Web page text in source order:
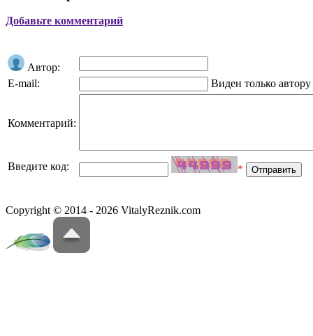
Добавьте комментарий
Автор:
E-mail:
Виден только автору
Комментарий:
Введите код: *
Copyright © 2014 - 2026 VitalyReznik.com